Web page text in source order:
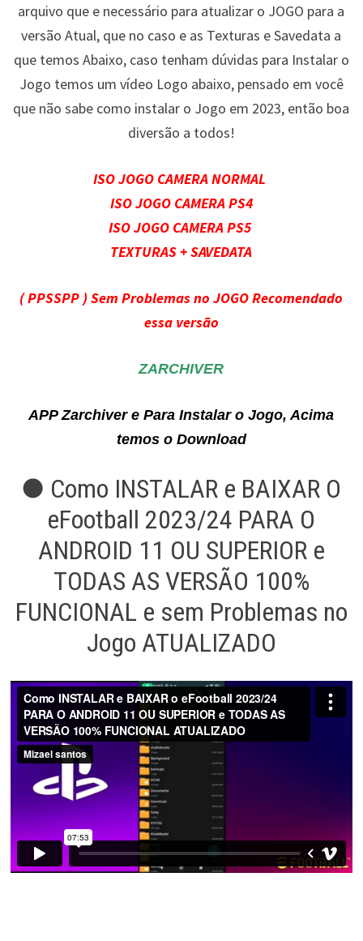
arquivo que e necessário para atualizar o JOGO para a
versão Atual, que no caso e as Texturas e Savedata a
que temos Abaixo, caso tenham dúvidas para Instalar o
Jogo temos um vídeo Logo abaixo, pensado em você
que não sabe como instalar o Jogo em 2023, então boa
diversão a todos!
ISO JOGO CAMERA NORMAL
ISO JOGO CAMERA PS4
ISO JOGO CAMERA PS5
TEXTURAS + SAVEDATA
( PPSSPP ) Sem Problemas no JOGO Recomendado
essa versão
ZARCHIVER
APP Zarchiver e Para Instalar o Jogo, Acima
temos o Download
● Como INSTALAR e BAIXAR O
eFootball 2023/24 PARA O
ANDROID 11 OU SUPERIOR e
TODAS AS VERSÃO 100%
FUNCIONAL e sem Problemas no
Jogo ATUALIZADO